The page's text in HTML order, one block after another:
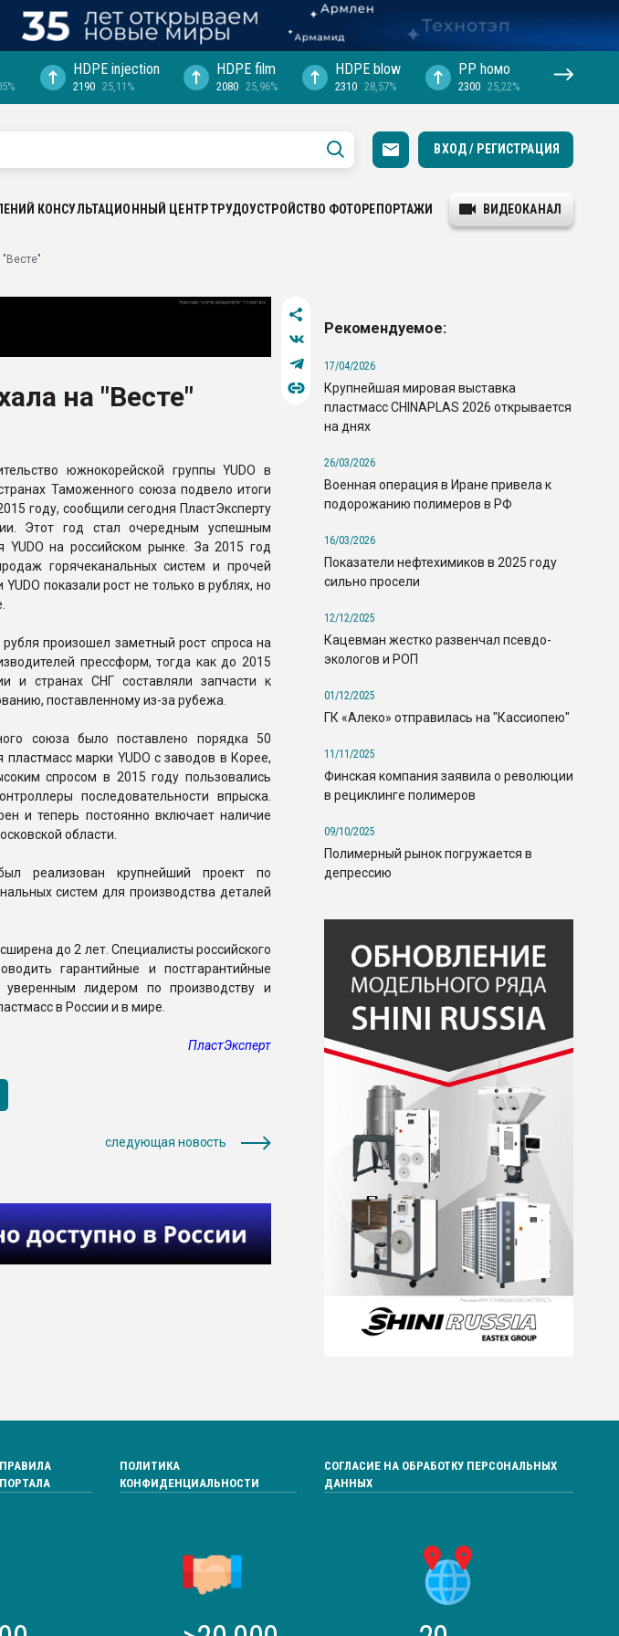
HDPE injection
2190 25,11%
HDPE film
2080 25,96%
HDPE blow
2310 28,57%
PP hомо
2300 25,22%
ВХОД / РЕГИСТРАЦИЯ
КОНСУЛЬТАЦИОННЫЙ ЦЕНТРТРУДОУСТРОЙСТВО ФОТОРЕПОРТАЖИ ВИДЕОКАНАЛ
на "Весте"
южнокорейской группы YUDO в
Таможенного союза подвело итоги
году, сообщили сегодня ПластЭксперту
Этот год стал очередным успешным
YUDO на российском рынке. За 2015 год
горячеканальных систем и прочей
YUDO показали рост не только в рублях, но
произошел заметный рост спроса на
прессформ, тогда как до 2015
и странах СНГ составляли запчасти к
поставленному из-за рубежа.
союза было поставлено порядка 50
марки YUDO с заводов в Корее,
спросом в 2015 году пользовались
последовательности впрыска.
и теперь постоянно включает наличие
области.
реализован крупнейший проект по
систем для производства деталей
до 2 лет. Специалисты российского
гарантийные и постгарантийные
лидером по производству и
в России и в мире.
ПластЭксперт
следующая новость
Рекомендуемое:
17/04/2026
Крупнейшая мировая выставка
пластмасс CHINAPLAS 2026 открывается
на днях
26/03/2026
Военная операция в Иране привела к
подорожанию полимеров в РФ
16/03/2026
Показатели нефтехимиков в 2025 году
сильно просели
12/12/2025
Кацевман жестко развенчал псевдо-
экологов и РОП
01/12/2025
ГК «Алеко» отправилась на "Кассиопею"
11/11/2025
Финская компания заявила о революции
в рециклинге полимеров
09/10/2025
Полимерный рынок погружается в
депрессию
ПРАВИЛА
ПОРТАЛА
ПОЛИТИКА
КОНФИДЕНЦИАЛЬНОСТИ
СОГЛАСИЕ НА ОБРАБОТКУ ПЕРСОНАЛЬНЫХ
ДАННЫХ